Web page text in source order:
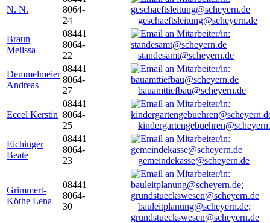
N. N.
8064-
24
geschaeftsleitung@scheyern.de
Braun
Melissa
08441
8064-
22
standesamt@scheyern.de
Demmelmeier
Andreas
08441
8064-
27
bauamttiefbau@scheyern.de
Eccel Kerstin
08441
8064-
25
Eichinger
Beate
08441
8064-
23
gemeindekasse@scheyern.de
Grimmert-
Köthe Lena
08441
8064-
30
bauleitplanung@scheyern.de;
grundstueckswesen@scheyern.de